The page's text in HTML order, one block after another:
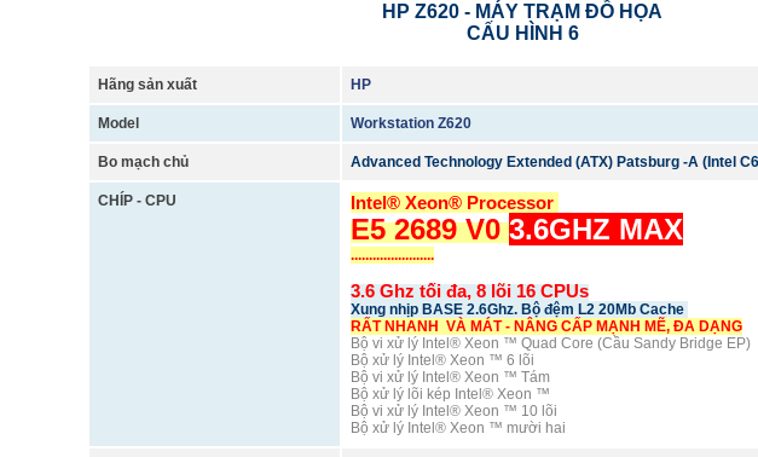
HP Z620 - MÁY TRẠM ĐỒ HỌA
CẤU HÌNH 6
Hãng sản xuất HP
Model Workstation Z620
Bo mạch chủ Advanced Technology Extended (ATX) Patsburg -A (Intel
CHÍP - CPU Intel® Xeon® Processor
E5 2689 V03.6GHZ MAX
.......................
3.6 Ghz tối đa, 8 lõi 16 CPUs
Xung nhịp BASE 2.6Ghz. Bộ đệm L2 20Mb Cache
RẤT NHANH VÀ MÁT - NÂNG CẤP MẠNH MẼ, ĐA DẠNG
Bộ vi xử lý Intel® Xeon ™ Quad Core (Cầu Sandy Bridge EP)
Bộ xử lý Intel® Xeon ™ 6 lõi
Bộ vi xử lý Intel® Xeon ™ Tám
Bộ xử lý lõi kép Intel® Xeon ™
Bộ vi xử lý Intel® Xeon ™ 10 lõi
Bộ xử lý Intel® Xeon ™ mười hai